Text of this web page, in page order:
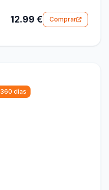
12.99 € Comprar
360 días